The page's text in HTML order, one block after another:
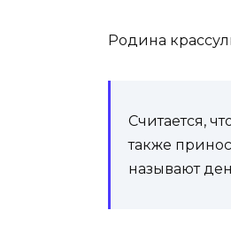
Родина
Считается,
также
называют